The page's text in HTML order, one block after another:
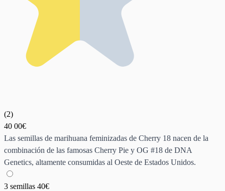
(2)
40 00€
Las semillas de marihuana feminizadas de Cherry 18 nacen de la
combinación de las famosas Cherry Pie y OG #18 de DNA
Genetics, altamente consumidas al Oeste de Estados Unidos.
3 semillas 40€